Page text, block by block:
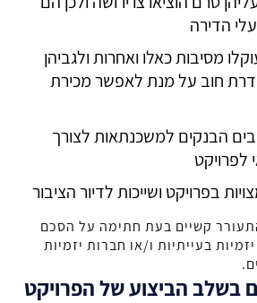
הדירה
מסיבות כאלו ואחרות ולגביהן
חוב על מנת לאפשר מכירת
הבנקים למשכנתאות לצורך
לפרויקט
בפרויקט ושייכות לדיור הציבור
קשיים בעת חתימה על הסכם
בעייתיות ו/או חברות יזמיות
בשלב הביצוע של הפרויקט